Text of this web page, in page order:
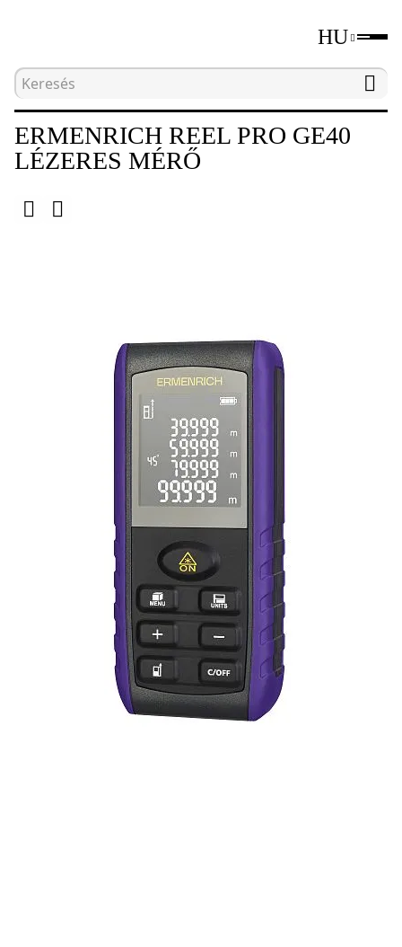
HU
Kezdőlap Lézeres
ERMENRICH REEL PRO GE40
LÉZERES MÉRŐ